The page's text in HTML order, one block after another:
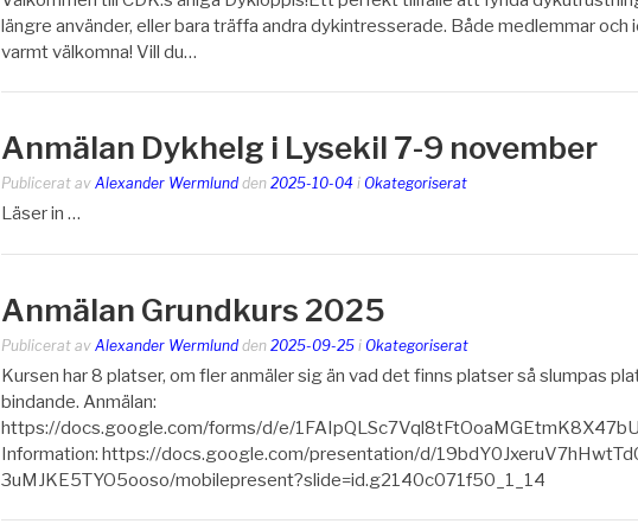
längre använder, eller bara träffa andra dykintresserade. Både medlemmar och
varmt välkomna! Vill du…
Anmälan Dykhelg i Lysekil 7-9 november
Publicerat av Alexander Wermlund den 2025-10-04 i Okategoriserat
Läser in …
Anmälan Grundkurs 2025
Publicerat av Alexander Wermlund den 2025-09-25 i Okategoriserat
Kursen har 8 platser, om fler anmäler sig än vad det finns platser så slumpas
bindande. Anmälan:
https://docs.google.com/forms/d/e/
Information: https://docs.google.com/presentation/d/
3uMJKE5TYO5ooso/mobilepresent?slide=id.g2140c071f50_1_14